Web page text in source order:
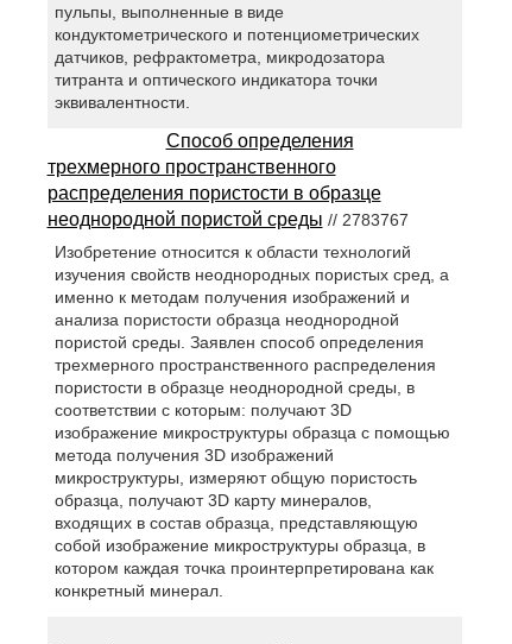
пульпы, выполненные в виде
кондуктометрического и потенциометрических
датчиков, рефрактометра, микродозатора
титранта и оптического индикатора точки
эквивалентности.
Способ определения
трехмерного пространственного
распределения пористости в образце
неоднородной пористой среды // 2783767
Изобретение относится к области технологий
изучения свойств неоднородных пористых сред, а
именно к методам получения изображений и
анализа пористости образца неоднородной
пористой среды. Заявлен способ определения
трехмерного пространственного распределения
пористости в образце неоднородной среды, в
соответствии с которым: получают 3D
изображение микроструктуры образца с помощью
метода получения 3D изображений
микроструктуры, измеряют общую пористость
образца, получают 3D карту минералов,
входящих в состав образца, представляющую
собой изображение микроструктуры образца, в
котором каждая точка проинтерпретирована как
конкретный минерал.